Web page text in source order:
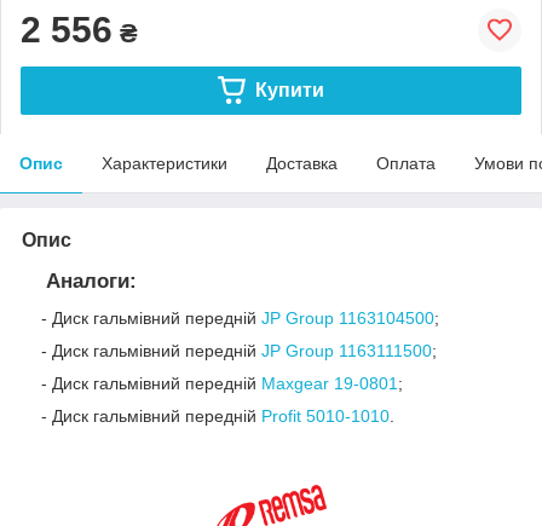
2 556 ₴
Купити
Опис Характеристики Доставка Оплата Умови
Опис
Аналоги:
- Диск гальмівний передній JP Group 1163104500;
- Диск гальмівний передній JP Group 1163111500;
- Диск гальмівний передній Maxgear 19-0801 ;
- Диск гальмівний передній Profit 5010-1010